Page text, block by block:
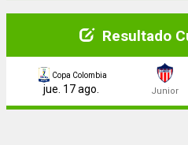
Resultado
Copa Colombia
jue. 17 ago. Junior